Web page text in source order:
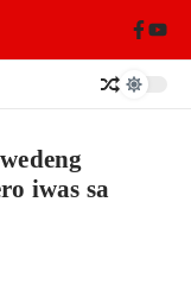
iwas sa